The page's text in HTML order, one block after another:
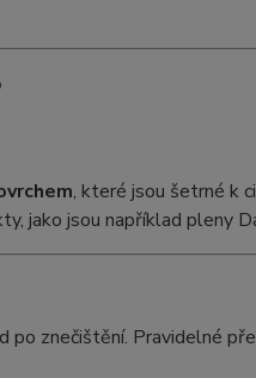
, které jsou šetrné k
jako jsou například pleny
po znečištění. Pravidelné